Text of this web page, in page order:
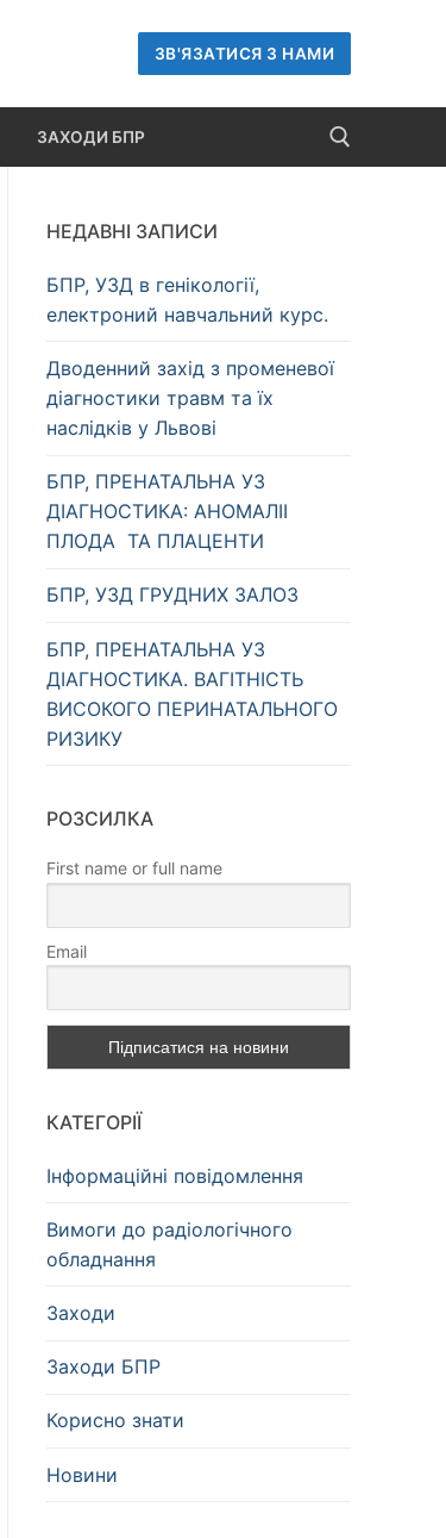
ЗВ'ЯЗАТИСЯ З НАМИ
ЗАХОДИ БПР
Пошук:
НЕДАВНІ ЗАПИСИ
БПР, УЗД в генікології,
електроний навчальний курс.
Дводенний захід з променевої
діагностики травм та їх
наслідків у Львові
БПР, ПРЕНАТАЛЬНА УЗ
ДІАГНОСТИКА: АНОМАЛІІ
ПЛОДА ТА ПЛАЦЕНТИ
БПР, УЗД ГРУДНИХ ЗАЛОЗ
БПР, ПРЕНАТАЛЬНА УЗ
ДІАГНОСТИКА. ВАГІТНІСТЬ
ВИСОКОГО ПЕРИНАТАЛЬНОГО
РИЗИКУ
РОЗСИЛКА
First name or full name
Email
КАТЕГОРІЇ
Інформаційні повідомлення
Вимоги до радіологічного
обладнання
Заходи
Заходи БПР
Корисно знати
Новини